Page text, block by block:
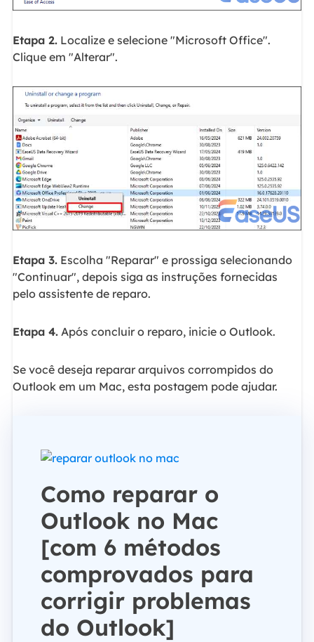
Etapa 2.Localize e selecione "Microsoft Office".
Clique em "Alterar".
Etapa 3.Escolha "Reparar" e prossiga selecionando
"Continuar", depois siga as instruções fornecidas
pelo assistente de reparo.
Etapa 4.Após concluir o reparo, inicie o Outlook.
Se você deseja reparar arquivos corrompidos do
Outlook em um Mac, esta postagem pode ajudar.
Como reparar o
Outlook no Mac
[com 6 métodos
comprovados para
corrigir problemas
do Outlook]